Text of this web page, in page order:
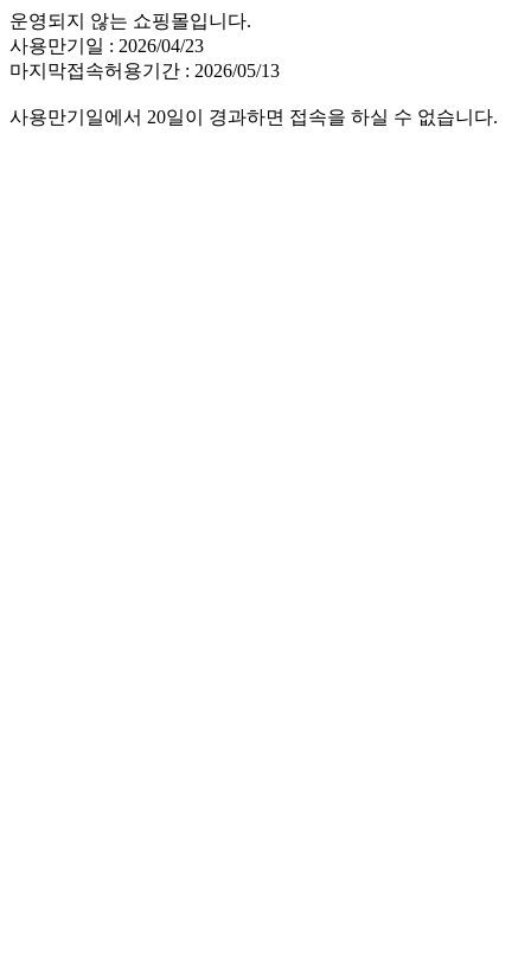
운영되지 않는 쇼핑몰입니다.
사용만기일 : 2026/04/23
마지막접속허용기간 : 2026/05/13
사용만기일에서 20일이 경과하면 접속을 하실 수 없습니다.